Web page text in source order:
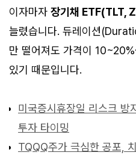
이자마자 장기채 ETF(TLT,
늘렸습니다. 듀레이션
만 떨어져도 가격이
있기 때문입니다.
미국증시휴장일 리스크 방
투자 타이밍
TQQQ주가 극심한 공포,